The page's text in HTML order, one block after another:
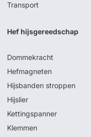
Transport
Hef hijsgereedschap
Dommekracht
Hefmagneten
Hijsbanden stroppen
Hijslier
Kettingspanner
Klemmen